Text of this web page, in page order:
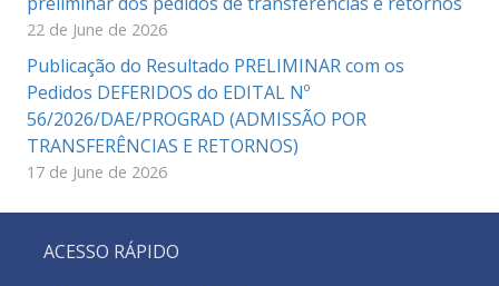
22 de June de 2026
Publicação do Resultado PRELIMINAR com os
Pedidos DEFERIDOS do EDITAL Nº
56/2026/DAE/PROGRAD (ADMISSÃO POR
TRANSFERÊNCIAS E RETORNOS)
17 de June de 2026
ACESSO RÁPIDO